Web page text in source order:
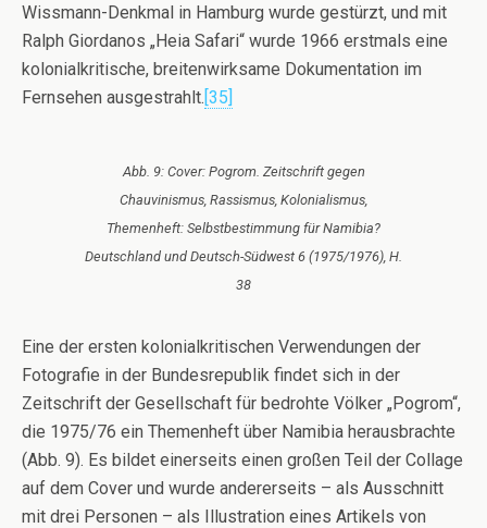
Wissmann-Denkmal in Hamburg wurde gestürzt, und mit
Ralph Giordanos „Heia Safari“ wurde 1966 erstmals eine
kolonialkritische, breitenwirksame Dokumentation im
Fernsehen ausgestrahlt.[35]
Abb. 9: Cover: Pogrom. Zeitschrift gegen
Chauvinismus, Rassismus, Kolonialismus,
Themenheft: Selbstbestimmung für Namibia?
Deutschland und Deutsch-Südwest 6 (1975/1976), H.
38
Eine der ersten kolonialkritischen Verwendungen der
Fotografie in der Bundesrepublik findet sich in der
Zeitschrift der Gesellschaft für bedrohte Völker „Pogrom“,
die 1975/76 ein Themenheft über Namibia herausbrachte
(Abb. 9). Es bildet einerseits einen großen Teil der Collage
auf dem Cover und wurde andererseits – als Ausschnitt
mit drei Personen – als Illustration eines Artikels von